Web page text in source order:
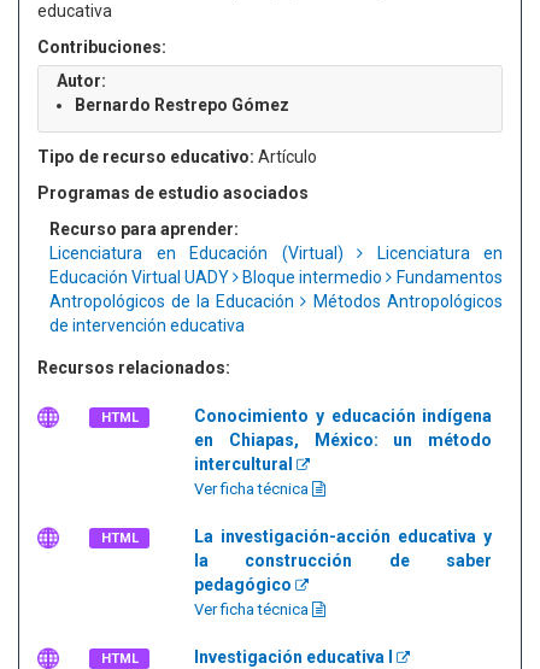
educativa
Contribuciones:
Autor:
Bernardo Restrepo Gómez
Tipo de recurso educativo: Artículo
Programas de estudio asociados
Recurso para aprender:
Licenciatura en Educación (Virtual)
Licenciatura en
Educación Virtual UADY
Bloque intermedio
Fundamentos
Antropológicos de la Educación
Métodos Antropológicos
de intervención educativa
Recursos relacionados:
HTML
Conocimiento y educación indígena
en Chiapas, México: un método
intercultural
Ver ficha técnica
HTML
La investigación-acción educativa y
la construcción de saber
pedagógico
Ver ficha técnica
HTML Investigación educativa I